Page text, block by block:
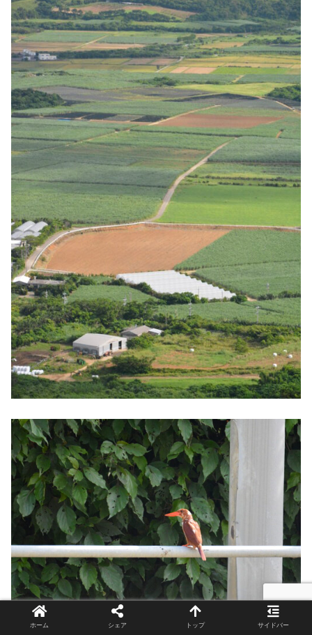
ホーム シェア トップ サイドバー